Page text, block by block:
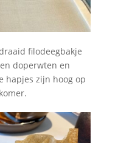
filodeegbakje
doperwten en
hapjes zijn hoog op